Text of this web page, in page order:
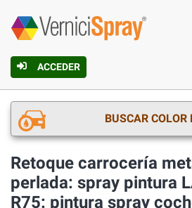
ACCEDER
BUSCAR COLOR
Retoque carrocería
perlada: spray pintura
R75: pintura spray